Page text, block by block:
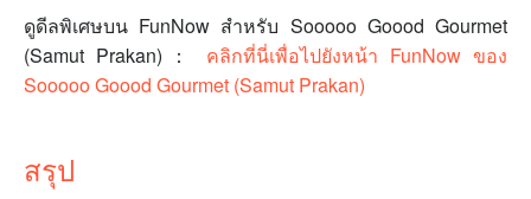
ดูดีลพิเศษบน FunNow สำหรับ Sooooo Goood Gourmet
(Samut Prakan)： คลิกที่นี่เพื่อไปยังหน้า FunNow ของ
Sooooo Goood Gourmet (Samut Prakan)
สรุป